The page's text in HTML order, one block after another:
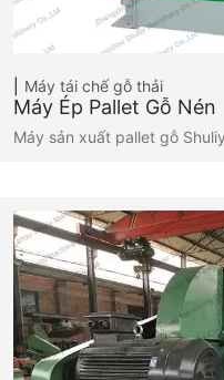
Máy tái chế gỗ thải
Máy Ép Pallet Gỗ Nén
Máy sản xuất pallet gỗ